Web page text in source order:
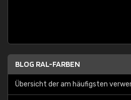
BLOG RAL-FARBEN
Übersicht der am häufigsten